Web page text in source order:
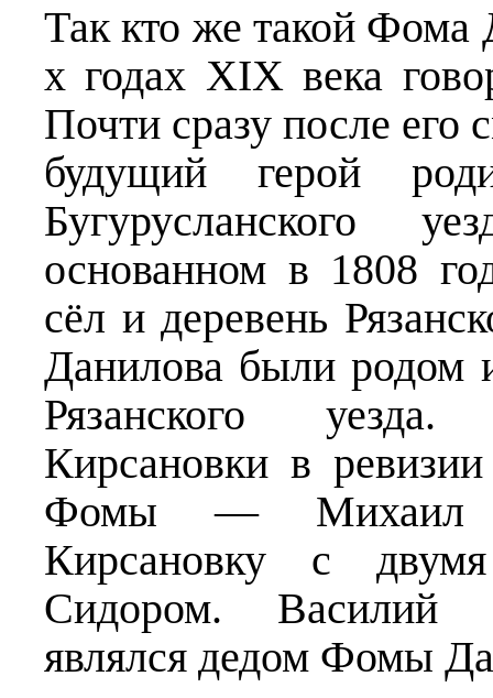
Так кто же такой Фома
х годах XIX века
Почти сразу после его
будущий герой
Бугурусланского
основанном в 1808
сёл и деревень
Данилова были родом
Рязанского уезда.
Кирсановки в
Фомы — Михаил
Кирсановку с
Сидором. Василий
являлся дедом Фомы